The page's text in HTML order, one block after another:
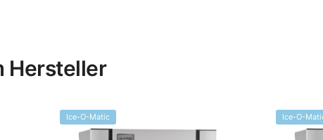
Hersteller
Ice-O-Matic Ice-O-